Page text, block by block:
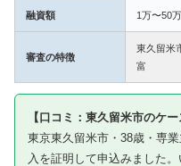
融資額 1万〜50
審査の特徴
東久留米
富
【口コミ：東久留米市のケー
東京東久留米市・38歳・専
入を証明して申込みました